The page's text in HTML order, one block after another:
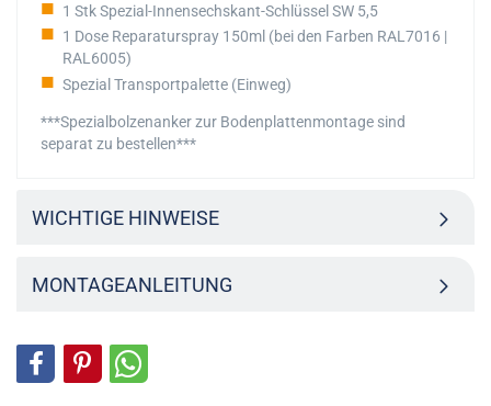
1 Stk Spezial-Innensechskant-Schlüssel SW 5,5
1 Dose Reparaturspray 150ml (bei den Farben RAL7016 |
RAL6005)
Spezial Transportpalette (Einweg)
***Spezialbolzenanker zur Bodenplattenmontage sind
separat zu bestellen***
WICHTIGE HINWEISE
MONTAGEANLEITUNG